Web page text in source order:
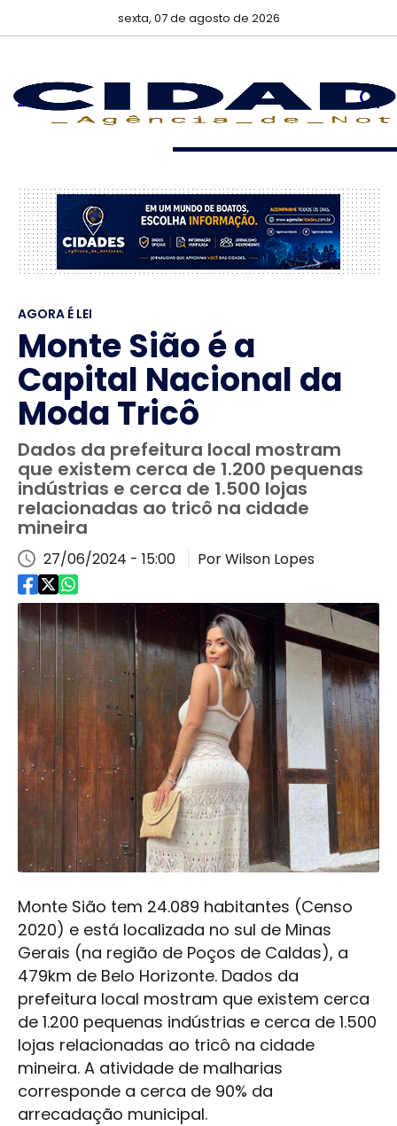
sexta, 07 de agosto de 2026
AGORA É LEI
Monte Sião é a
Capital Nacional da
Moda Tricô
Dados da prefeitura local mostram
que existem cerca de 1.200 pequenas
indústrias e cerca de 1.500 lojas
relacionadas ao tricô na cidade
mineira
27/06/2024 - 15:00 Por Wilson Lopes
Monte Sião tem 24.089 habitantes (Censo
2020) e está localizada no sul de Minas
Gerais (na região de Poços de Caldas), a
479km de Belo Horizonte. Dados da
prefeitura local mostram que existem cerca
de 1.200 pequenas indústrias e cerca de 1.500
lojas relacionadas ao tricô na cidade
mineira. A atividade de malharias
corresponde a cerca de 90% da
arrecadação municipal.